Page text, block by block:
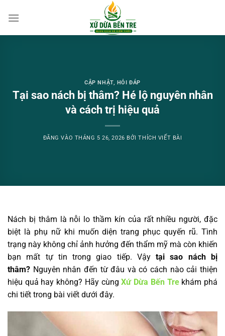
qua
CẬP NHẬT, HỎI ĐÁP
Tại sao nách bị thâm? Hé lộ nguyên nhân
và cách trị hiệu quả
ĐĂNG VÀO THÁNG 5 26, 2026 BỞITHÍCH VIẾT BÀI
Nách bị thâm là nỗi lo thầm kín của rất nhiều người, đặc
biệt là phụ nữ khi muốn diện trang phục quyến rũ. Tình
trạng này không chỉ ảnh hưởng đến thẩm mỹ mà còn khiến
bạn mất tự tin trong giao tiếp. Vậytại sao nách bị
thâm? Nguyên nhân đến từ đâu và có cách nào cải thiện
hiệu quả hay không? Hãy cùngXứ Dừa Bến Trekhám phá
chi tiết trong bài viết dưới đây.